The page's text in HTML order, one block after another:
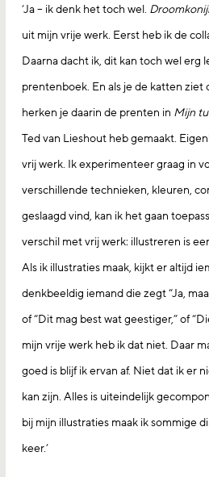
‘Ja – ik denk het toch wel.
uit mijn vrije werk. Eerst heb ik de
Daarna dacht ik, dit kan toch wel erg
prentenboek. En als je de katten ziet
herken je daarin de prenten in Mijn
Ted van Lieshout heb gemaakt.
vrij werk. Ik experimenteer graag in
verschillende technieken, kleuren,
geslaagd vind, kan ik het gaan
verschil met vrij werk: illustreren is
Als ik illustraties maak, kijkt er altijd
denkbeeldig iemand die zegt “Ja,
of “Dit mag best wat geestiger,” of
mijn vrije werk heb ik dat niet. Daar
goed is blijf ik ervan af. Niet dat ik er
kan zijn. Alles is uiteindelijk
bij mijn illustraties maak ik sommige
keer.’